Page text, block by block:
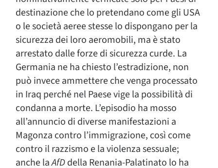
destinazione che lo pretendano come gli USA
o le società aeree stesse lo dispongano per la
sicurezza dei loro aeromobili, ma è stato
arrestato dalle forze di sicurezza curde. La
Germania ne ha chiesto l’estradizione, non
può invece ammettere che venga processato
in Iraq perché nel Paese vige la possibilità di
condanna a morte. L’episodio ha mosso
all’annuncio di diverse manifestazioni a
Magonza contro l’immigrazione, così come
contro il razzismo e la violenza sessuale;
anche laAfDdella Renania-Palatinato lo ha